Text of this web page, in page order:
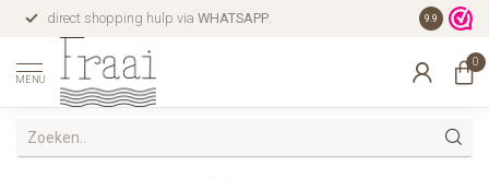
direct shopping hulp via WHATSAPP. gratis
9.9
MENU
0